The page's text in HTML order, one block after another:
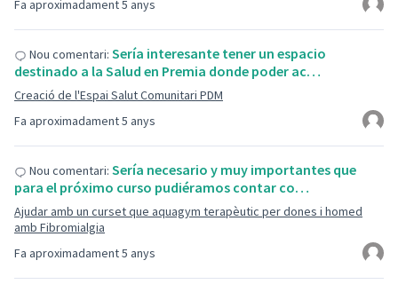
Fa aproximadament 5 anys
Fa aproximadament 5 anys
Nou comentari: Sería interesante tener un espacio
destinado a la Salud en Premia donde poder ac…
Creació de l'Espai Salut Comunitari PDM
Fa aproximadament 5 anys
Nou comentari: Sería necesario y muy importantes que
para el próximo curso pudiéramos contar co…
Ajudar amb un curset que aquagym terapèutic per dones i homed
amb Fibromialgia